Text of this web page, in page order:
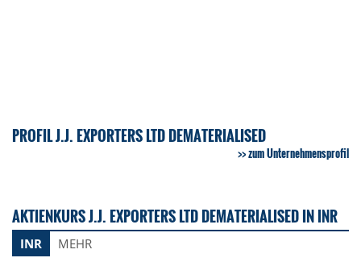
PROFIL J.J. EXPORTERS LTD DEMATERIALISED
zum Unternehmensprofil
AKTIENKURS J.J. EXPORTERS LTD DEMATERIALISED IN INR
INR MEHR